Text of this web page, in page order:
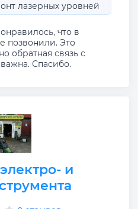
лазерных уровней
что в
позвонили. Это
обратная связь с
Спасибо.
и